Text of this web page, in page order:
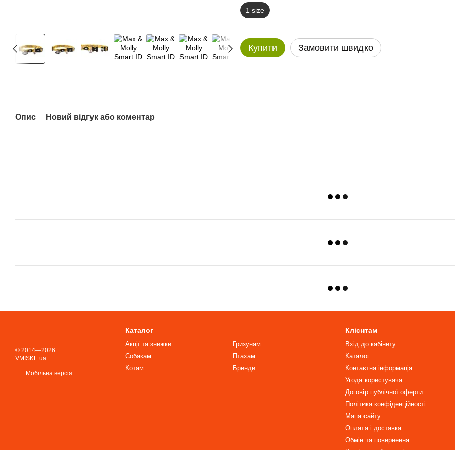
1 size
Купити Замовити швидко
Опис Новий відгук або коментар
© 2014—2026
VMISKE.ua
Мобільна версія
Каталог
Акції та знижки
Собакам
Котам
Гризунам
Птахам
Бренди
Клієнтам
Вхід до кабінету
Каталог
Контактна інформація
Угода користувача
Договір публічної оферти
Політика конфіденційності
Мапа сайту
Оплата і доставка
Обмін та повернення